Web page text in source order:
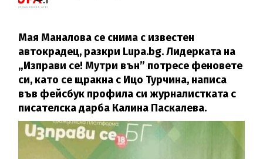
Мая Маналова се снима с известен
автокрадец, разкри Lupa.bg. Лидерката на
„Изправи се! Мутри вън” потресе феновете
си, като се щракна с Ицо Турчина, написа
във фейсбук профила си журналистката с
писателска дарба Калина Паскалева.